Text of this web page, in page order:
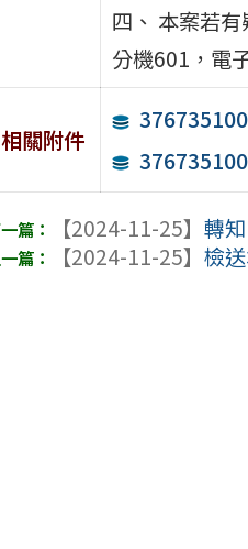
四、 本案若
分機601，電
相關附件
【2024-11-25】轉
【2024-11-25】檢